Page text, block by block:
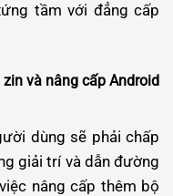
tầm với đẳng cấp
và nâng cấp Android
dùng sẽ phải chấp
giải trí và dẫn đường
nâng cấp thêm bộ